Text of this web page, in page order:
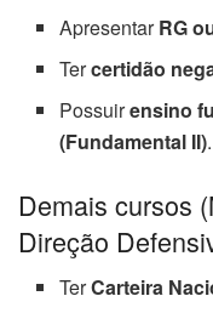
ApresentarRG
Tercertidão
Possuirensino
(Fundamental II).
Demais cursos
Direção
TerCarteira